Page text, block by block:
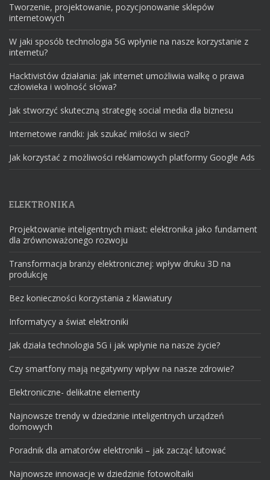
Tworzenie, projektowanie, pozycjonowanie sklepów
internetowych
W jaki sposób technologia 5G wpłynie na nasze korzystanie z
internetu?
Hacktivistów działania: jak internet umożliwia walkę o prawa
człowieka i wolność słowa?
Jak stworzyć skuteczną strategię social media dla biznesu
Internetowe randki: jak szukać miłości w sieci?
Jak korzystać z możliwości reklamowych platformy Google Ads
ELEKTRONIKA
Projektowanie inteligentnych miast: elektronika jako fundament
dla zrównoważonego rozwoju
Transformacja branży elektronicznej: wpływ druku 3D na
produkcję
Bez konieczności korzystania z klawiatury
Informatycy a świat elektroniki
Jak działa technologia 5G i jak wpłynie na nasze życie?
Czy smartfony mają negatywny wpływ na nasze zdrowie?
Elektroniczne- delikatne elementy
Najnowsze trendy w dziedzinie inteligentnych urządzeń
domowych
Poradnik dla amatorów elektroniki – jak zacząć lutować
Najnowsze innowacje w dziedzinie fotowoltaiki